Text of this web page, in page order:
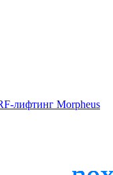
лифтинг Morpheus